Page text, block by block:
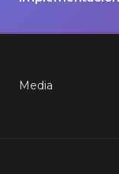
Media